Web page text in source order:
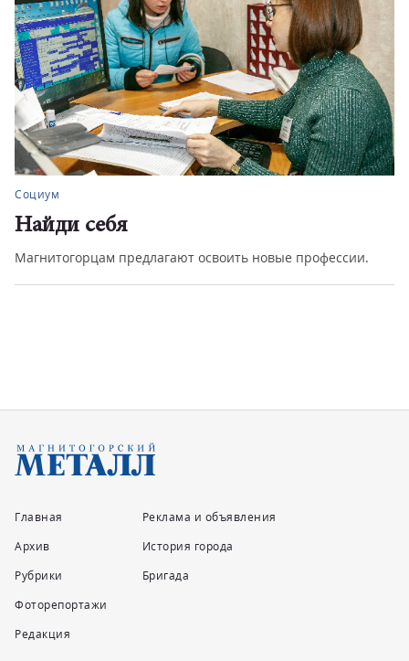
Социум
Найди себя
Магнитогорцам предлагают освоить новые профессии.
Главная
Архив
Рубрики
Фоторепортажи
Редакция
Реклама и объявления
История города
Бригада